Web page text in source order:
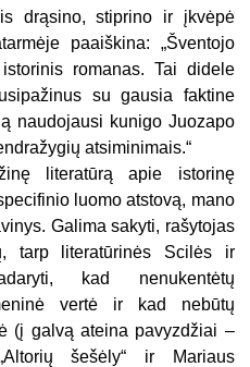
drąsino, stiprino ir įkvėpė
paaiškina: „Šventojo
romanas. Tai didele
su gausia faktine
naudojausi kunigo Juozapo
atsiminimais.“
literatūrą apie istorinę
luomo atstovą, mano
Galima sakyti, rašytojas
tarp literatūrinės Scilės ir
kad nenukentėtų
vertė ir kad nebūtų
(į galvą ateina pavyzdžiai –
šešėly“ ir Mariaus